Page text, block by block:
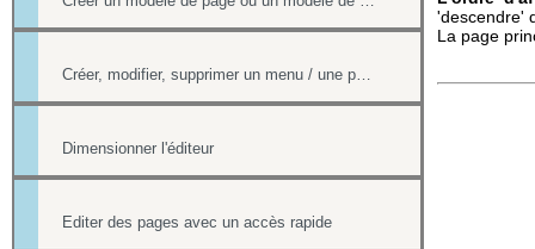
Créer, modifier, supprimer un menu / une page
Dimensionner l'éditeur
Editer des pages avec un accès rapide
'descendre'
La page